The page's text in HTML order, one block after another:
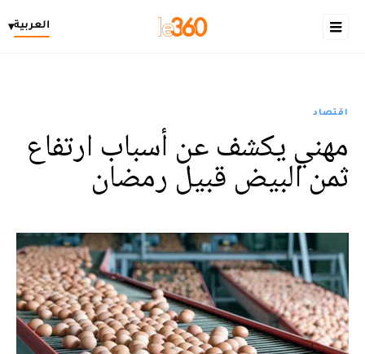
العربية▾
اقتصاد
مهني يكشف عن أسباب ارتفاع
ثمن البيض قبيل رمضان